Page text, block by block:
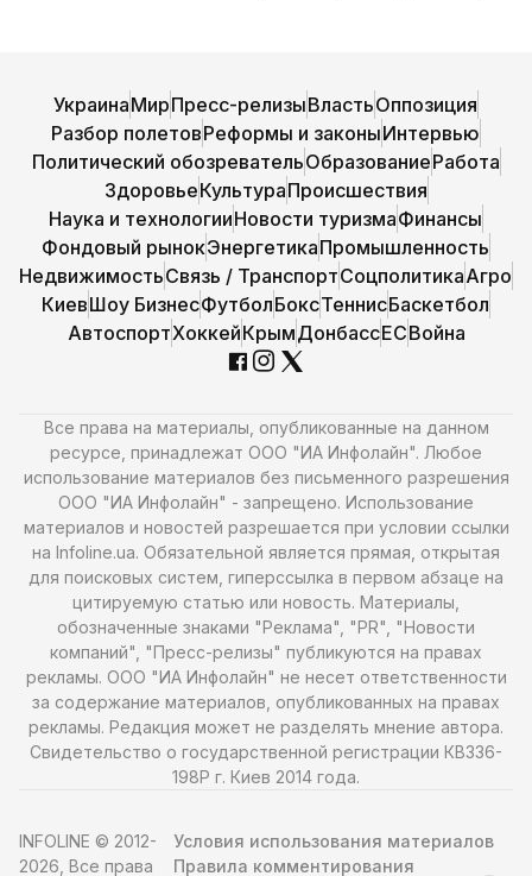
УкраинаМирПресс-релизыВластьОппозиция
Разбор полетовРеформы и законыИнтервью
Политический обозревательОбразованиеРабота
ЗдоровьеКультураПроисшествия
Наука и технологииНовости туризмаФинансы
Фондовый рынокЭнергетикаПромышленность
НедвижимостьСвязь / ТранспортСоцполитикаАгро
КиевШоу БизнесФутболБоксТеннисБаскетбол
АвтоспортХоккейКрымДонбассЕСВойна
Все права на материалы, опубликованные на данном
ресурсе, принадлежат ООО "ИА Инфолайн". Любое
использование материалов без письменного разрешения
ООО "ИА Инфолайн" - запрещено. Использование
материалов и новостей разрешается при условии ссылки
на Infoline.ua. Обязательной является прямая, открытая
для поисковых систем, гиперссылка в первом абзаце на
цитируемую статью или новость. Материалы,
обозначенные знаками "Реклама", "PR", "Новости
компаний", "Пресс-релизы" публикуются на правах
рекламы. ООО "ИА Инфолайн" не несет ответственности
за содержание материалов, опубликованных на правах
рекламы. Редакция может не разделять мнение автора.
Свидетельство о государственной регистрации КВ336-
198Р г. Киев 2014 года.
INFOLINE © 2012-
2026, Все права
Условия использования материалов
Правила комментирования